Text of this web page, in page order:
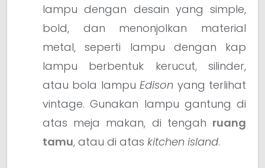
lampu dengan desain yang simple,
bold, dan menonjolkan material
metal, seperti lampu dengan kap
lampu berbentuk kerucut, silinder,
atau bola lampuEdison yang terlihat
vintage. Gunakan lampu gantung di
atas meja makan, di tengah ruang
tamu, atau di atas kitchen island.